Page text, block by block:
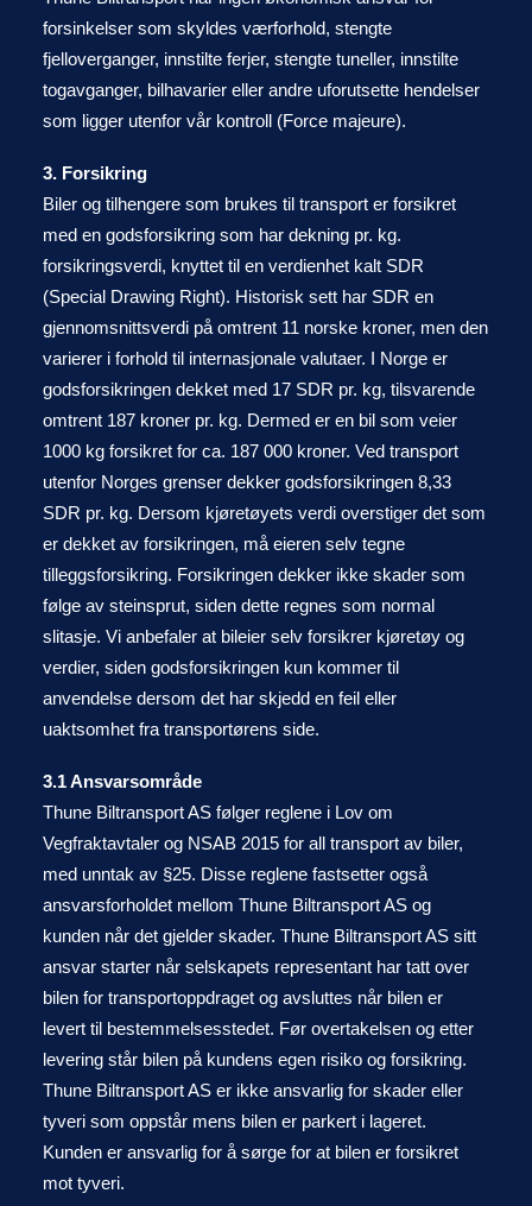
forsinkelser som skyldes værforhold, stengte
fjelloverganger, innstilte ferjer, stengte tuneller, innstilte
togavganger, bilhavarier eller andre uforutsette hendelser
som ligger utenfor vår kontroll (Force majeure).
3. Forsikring
Biler og tilhengere som brukes til transport er forsikret
med en godsforsikring som har dekning pr. kg.
forsikringsverdi, knyttet til en verdienhet kalt SDR
(Special Drawing Right). Historisk sett har SDR en
gjennomsnittsverdi på omtrent 11 norske kroner, men den
varierer i forhold til internasjonale valutaer. I Norge er
godsforsikringen dekket med 17 SDR pr. kg, tilsvarende
omtrent 187 kroner pr. kg. Dermed er en bil som veier
1000 kg forsikret for ca. 187 000 kroner. Ved transport
utenfor Norges grenser dekker godsforsikringen 8,33
SDR pr. kg. Dersom kjøretøyets verdi overstiger det som
er dekket av forsikringen, må eieren selv tegne
tilleggsforsikring. Forsikringen dekker ikke skader som
følge av steinsprut, siden dette regnes som normal
slitasje. Vi anbefaler at bileier selv forsikrer kjøretøy og
verdier, siden godsforsikringen kun kommer til
anvendelse dersom det har skjedd en feil eller
uaktsomhet fra transportørens side.
3.1 Ansvarsområde
Thune Biltransport AS følger reglene i Lov om
Vegfraktavtaler og NSAB 2015 for all transport av biler,
med unntak av §25. Disse reglene fastsetter også
ansvarsforholdet mellom Thune Biltransport AS og
kunden når det gjelder skader. Thune Biltransport AS sitt
ansvar starter når selskapets representant har tatt over
bilen for transportoppdraget og avsluttes når bilen er
levert til bestemmelsesstedet. Før overtakelsen og etter
levering står bilen på kundens egen risiko og forsikring.
Thune Biltransport AS er ikke ansvarlig for skader eller
tyveri som oppstår mens bilen er parkert i lageret.
Kunden er ansvarlig for å sørge for at bilen er forsikret
mot tyveri.